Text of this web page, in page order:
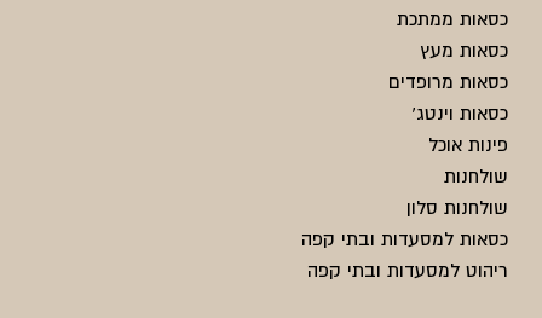
כסאות ממתכת
כסאות מעץ
כסאות מרופדים
כסאות וינטג'
פינות אוכל
שולחנות
שולחנות סלון
כסאות למסעדות ובתי קפה
ריהוט למסעדות ובתי קפה